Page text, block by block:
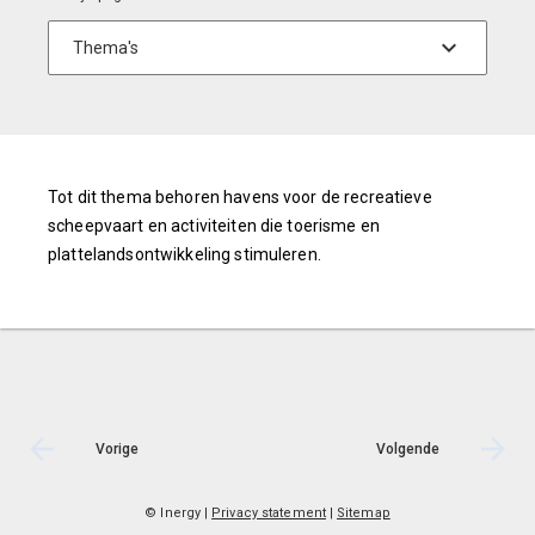
Tot dit thema behoren havens voor de recreatieve
scheepvaart en activiteiten die toerisme en
plattelandsontwikkeling stimuleren.
Vorige Volgende
© Inergy | Privacy statement| Sitemap